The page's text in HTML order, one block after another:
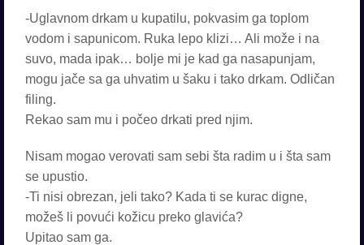
-Uglavnom drkam u kupatilu, pokvasim ga toplom
vodom i sapunicom. Ruka lepo klizi… Ali može i na
suvo, mada ipak… bolje mi je kad ga nasapunjam,
mogu jače sa ga uhvatim u šaku i tako drkam. Odličan
filing.
Rekao sam mu i počeo drkati pred njim.
Nisam mogao verovati sam sebi šta radim u i šta sam
se upustio.
-Ti nisi obrezan, jeli tako? Kada ti se kurac digne,
možeš li povući kožicu preko glavića?
Upitao sam ga.